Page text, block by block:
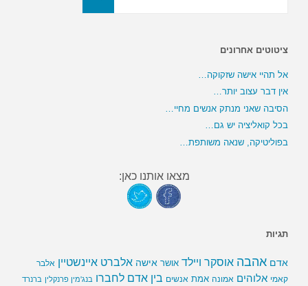
ציטוטים אחרונים
אל תהיי אישה שזקוקה…
אין דבר עצוב יותר…
הסיבה שאני מנתק אנשים מחיי…
בכל קואליציה יש גם…
בפוליטיקה, שנאה משותפת…
מצאו אותנו כאן:
תגיות
אדם אהבה אוסקר ויילד אושר אישה אלברט איינשטיין אלבר
קאמי אלוהים אמונה אמת אנשים בין אדם לחברו בנג'מין פרנקלין ברנרד